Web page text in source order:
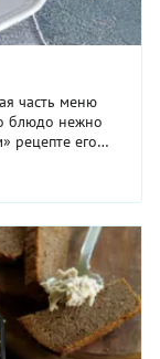
часть меню
блюдо нежно
рецепте его
подачи
решили
не
с лимонным
и очень вкусно.
овощами,
вкус мелко